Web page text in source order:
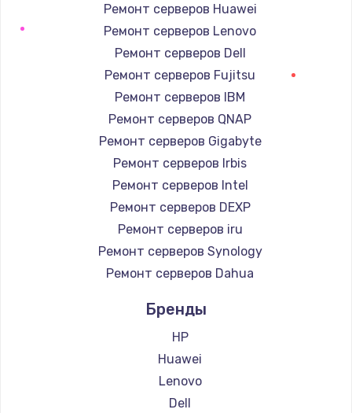
Ремонт подсветки
от 1200 руб.
Заказать
Чистка от пыли
от 990 руб.
Заказать
Настройка Wi-Fi
от 1030 руб.
Заказать
от 990 руб.
Заказать
Настройка ОС
от 1090 руб.
Ремонт серверов Huawei
Ремонт серверов Lenovo
Ремонт серверов Dell
Ремонт серверов Fujitsu
Ремонт серверов IBM
Ремонт серверов QNAP
Ремонт серверов Gigabyte
Ремонт серверов Irbis
Ремонт серверов Intel
Ремонт серверов DEXP
Ремонт серверов iru
Ремонт серверов Synology
Ремонт серверов Dahua
Бренды
HP
Huawei
Lenovo
Dell